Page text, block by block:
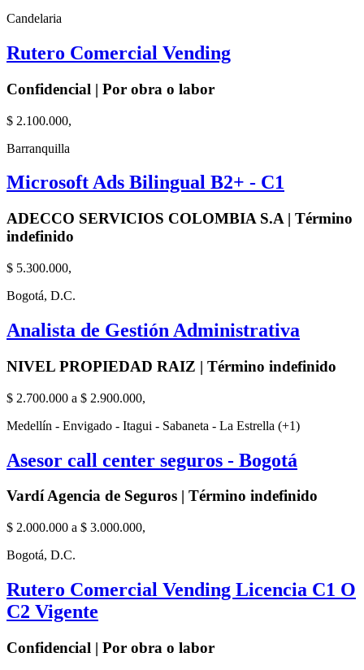
Candelaria
Rutero Comercial Vending
Confidencial | Por obra o labor
$ 2.100.000,
Barranquilla
Microsoft Ads Bilingual B2+ - C1
ADECCO SERVICIOS COLOMBIA S.A | Término
indefinido
$ 5.300.000,
Bogotá, D.C.
Analista de Gestión Administrativa
NIVEL PROPIEDAD RAIZ | Término indefinido
$ 2.700.000 a $ 2.900.000,
Medellín - Envigado - Itagui - Sabaneta - La Estrella (+1)
Asesor call center seguros - Bogotá
Vardí Agencia de Seguros | Término indefinido
$ 2.000.000 a $ 3.000.000,
Bogotá, D.C.
Rutero Comercial Vending Licencia C1 O
C2 Vigente
Confidencial | Por obra o labor